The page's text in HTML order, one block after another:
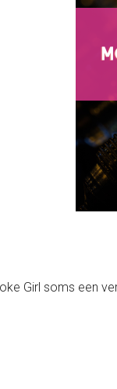
Girl soms een